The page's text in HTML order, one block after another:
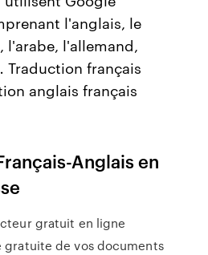
l'anglais, le
l'arabe, l'allemand,
Traduction français
anglais français
Anglais en
gratuit en ligne
gratuite de vos documents